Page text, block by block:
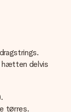
hætten delvis
tørres.